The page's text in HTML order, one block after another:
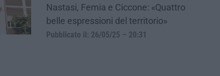
Nastasi, Femia e Ciccone: «Quattro
belle espressioni del territorio»
Pubblicato il: 26/05/25 – 20:31